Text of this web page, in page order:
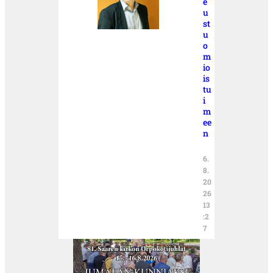
u
st
u
o
m
io
is
tu
i
m
ee
n
6.
8.
20
26
13
:2
7